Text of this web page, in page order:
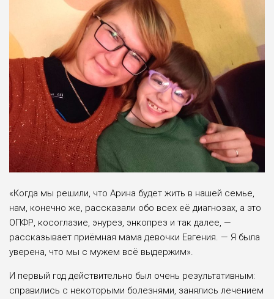
«Когда мы решили, что Арина будет жить в нашей семье,
нам, конечно же, рассказали обо всех её диагнозах, а это
ОПФР, косоглазие, энурез, энкопрез и так далее, —
рассказывает приёмная мама девочки Евгения. — Я была
уве­рена, что мы с мужем всё выдержим».
И первый год действительно был очень результативным:
справились с некоторыми болезнями, занялись ле­чением